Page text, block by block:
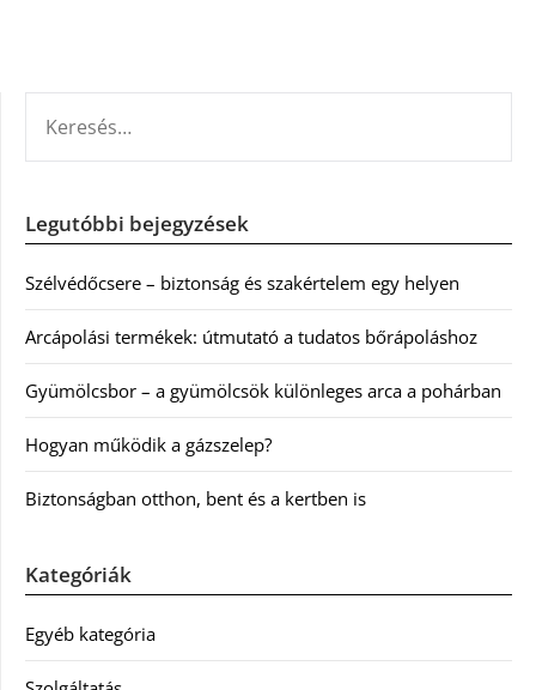
Legutóbbi bejegyzések
Szélvédőcsere – biztonság és szakértelem egy helyen
Arcápolási termékek: útmutató a tudatos bőrápoláshoz
Gyümölcsbor – a gyümölcsök különleges arca a pohárban
Hogyan működik a gázszelep?
Biztonságban otthon, bent és a kertben is
Kategóriák
Egyéb kategória